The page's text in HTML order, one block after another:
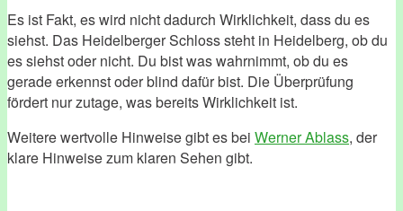
Es ist Fakt, es wird nicht dadurch Wirklichkeit, dass du es
siehst. Das Heidelberger Schloss steht in Heidelberg, ob du
es siehst oder nicht. Du bist was wahrnimmt, ob du es
gerade erkennst oder blind dafür bist. Die Überprüfung
fördert nur zutage, was bereits Wirklichkeit ist.
Weitere wertvolle Hinweise gibt es bei Werner Ablass, der
klare Hinweise zum klaren Sehen gibt.